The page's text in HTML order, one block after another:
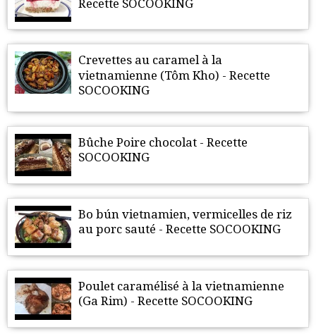
Recette SOCOOKING
Crevettes au caramel à la
vietnamienne (Tôm Kho) - Recette
SOCOOKING
Bûche Poire chocolat - Recette
SOCOOKING
Bo bún vietnamien, vermicelles de riz
au porc sauté - Recette SOCOOKING
Poulet caramélisé à la vietnamienne
(Ga Rim) - Recette SOCOOKING